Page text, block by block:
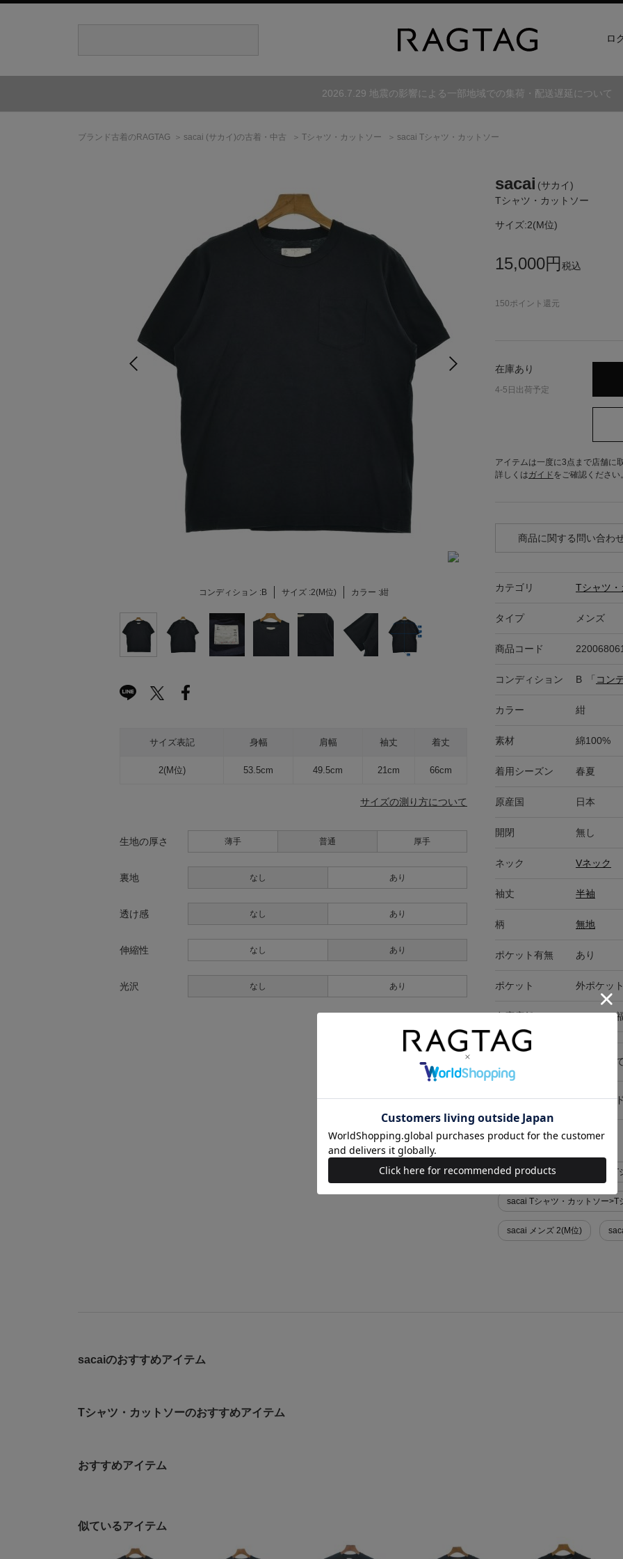
ロ
2026.7.29 地震の影響による一部地域での集荷・配送遅延について
ブランド古着のRAGTAG sacai (サカイ)の古着・中古 Tシャツ・カットソー sacai Tシャツ・カットソー
コンディション :B サイズ :2(M位) カラー :紺
サイズ表記 身幅 肩幅 袖丈 着丈
2(M位) 53.5cm 49.5cm 21cm 66cm
サイズの測り方について
生地の厚さ 薄手 普通 厚手
裏地 なし あり
透け感 なし あり
伸縮性 なし あり
光沢 なし あり
sacai (サカイ)
Tシャツ・カットソー
サイズ:2(M位)
15,000円 税込
150ポイント還元
在庫あり
4-5日出荷予定
アイテムは一度に3点まで店舗に
詳しくはガイド をご確認ください。
商品に関する問い合わ
カテゴリ Tシャツ
タイプ メンズ
商品コード
コンディション B 「 コン
カラー 紺
素材 綿100%
着用シーズン 春夏
原産国 日本
開閉 無し
ネック Vネック
袖丈 半袖
柄 無地
ポケット有無 あり
ポケット 外ポケッ
在庫店舗 RAGTAG
キャンセル・返品について
お買い物時のご利用ガイ
似た条件で検索
sacai Tシャツ・カットソー>T
sacai Tシャツ・カットソー>T
sacai メンズ 2(M位)
sacaiのおすすめアイテム
Tシャツ・カットソーのおすすめアイテム
おすすめアイテム